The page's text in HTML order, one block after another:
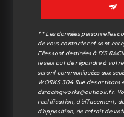
** Les données personnelles
de vous contacter et sont
Elles sont destinées à D'S
le seul but de répondre à
seront communiquées aux
WORKS 304 Rue des artisans
dsracingworks@outlook.fr.
rectification, d’effacement,
d’opposition, de retrait de